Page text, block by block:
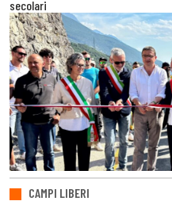
secolari
CAMPI LIBERI